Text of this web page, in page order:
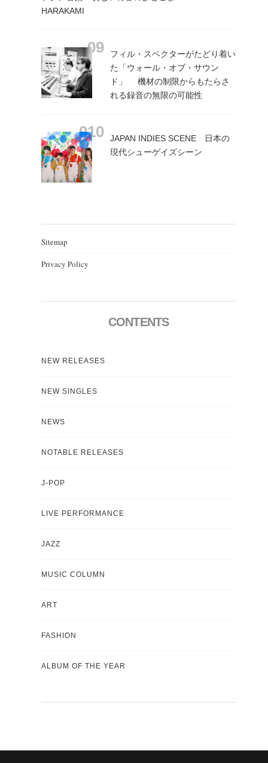
HARAKAMI
フィル・スペクターがたどり着い
た「ウォール・オブ・サウン
ド」 機材の制限からもたらさ
れる録音の無限の可能性
JAPAN INDIES SCENE 日本の
現代シューゲイズシーン
Sitemap
Privacy Policy
CONTENTS
NEW RELEASES
NEW SINGLES
NEWS
NOTABLE RELEASES
J-POP
LIVE PERFORMANCE
JAZZ
MUSIC COLUMN
ART
FASHION
ALBUM OF THE YEAR